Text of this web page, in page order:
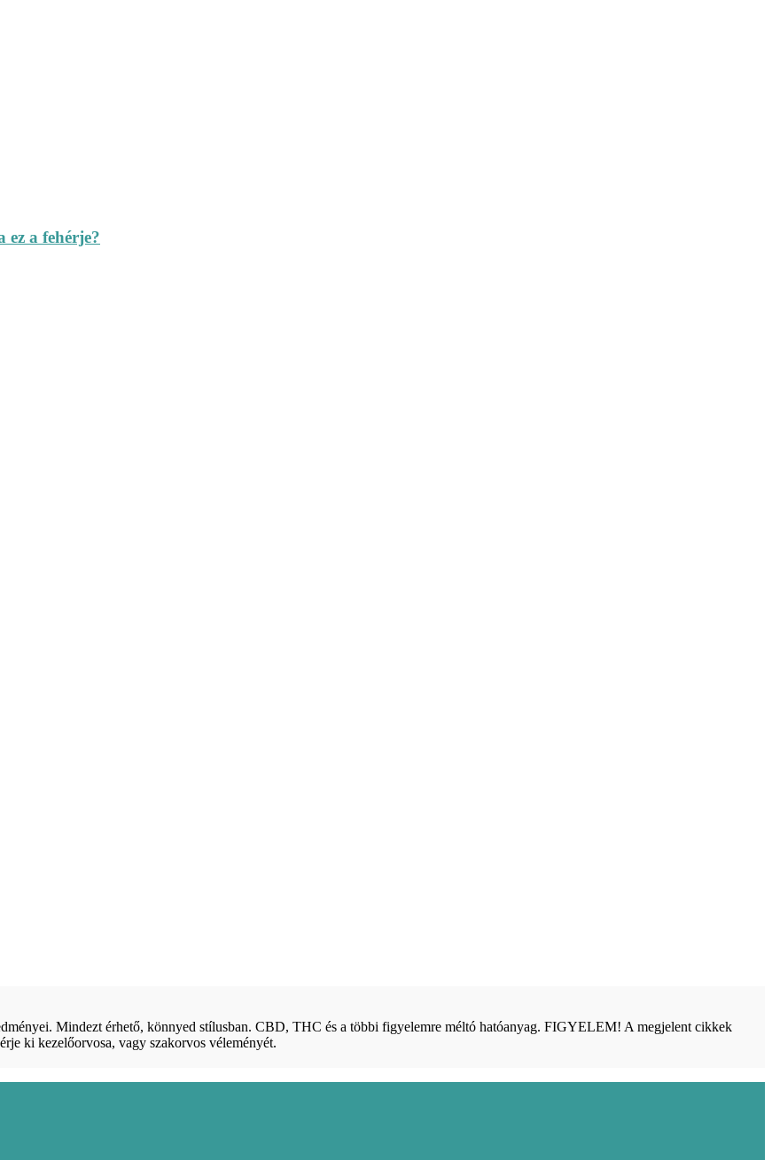
ez a fehérje?
Mindezt érhető, könnyed stílusban. CBD, THC és a többi figyelemre méltó hatóanyag. FIGYELEM! A megjelent cikkek
ki kezelőorvosa, vagy szakorvos véleményét.